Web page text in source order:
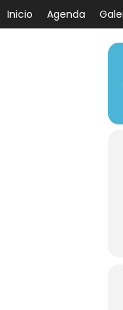
Inicio Agenda